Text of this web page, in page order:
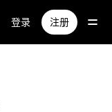
登录 注册